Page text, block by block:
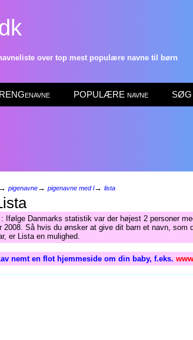
over top mest populære navne til børn
POPULÆRE navne SØG
→ pigenavne→ pigenavne med l→ lista
Ifølge Danmarks statistik var der højest 2 personer
2008. Så hvis du ønsker at give dit barn et navn, som
er Lista en mulighed.
nemt en flot hjemmeside om din baby, f.eks.